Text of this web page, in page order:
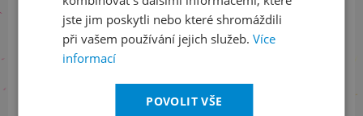
Sledujte nás na sociálních sítích
LinkedIn
jste jim poskytli nebo které shromáždili
při vašem používání jejich služeb. Více
informací
POVOLIT VŠE